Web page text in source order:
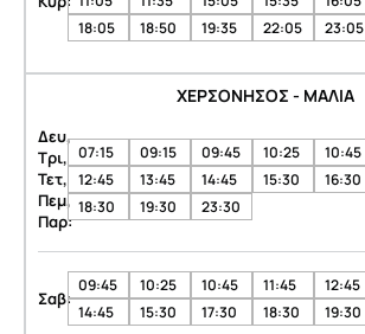
18:05
18:50 19:35 22:05 23:05
ΧΕΡΣΟΝΗΣΟΣ - ΜΑΛΙΑ
Δευ,
Τρι,
Τετ,
Πεμ,
Παρ:
07:15 09:15 09:45 10:25 10:45
12:45
13:45 14:45 15:30 16:30
18:30
19:30 23:30
Σαβ:
09:45 10:25 10:45 11:45 12:45
14:45
15:30 17:30 18:30 19:30